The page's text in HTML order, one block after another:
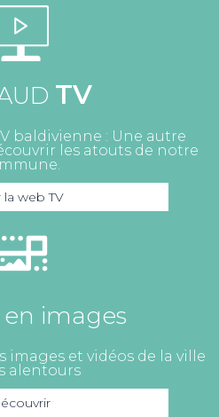
TV
baldivienne : Une autre
les atouts de notre
la web TV
en images
images et vidéos de la ville
alentours